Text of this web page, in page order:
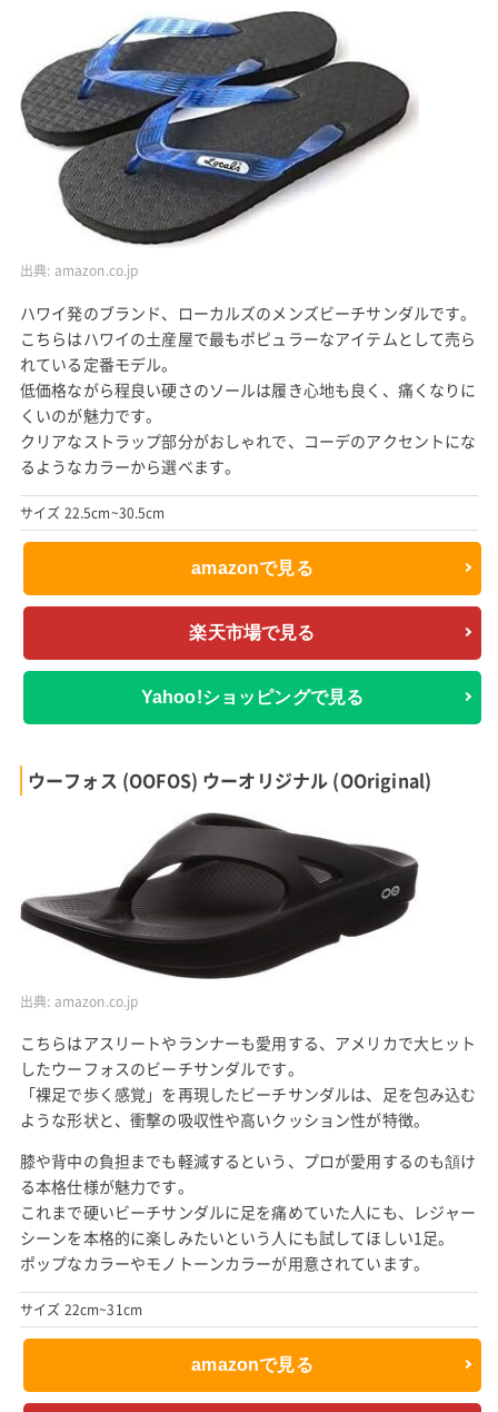
出典: amazon.co.jp
ハワイ発のブランド、ローカルズのメンズビーチサンダルです。
こちらはハワイの土産屋で最もポピュラーなアイテムとして売ら
れている定番モデル。
低価格ながら程良い硬さのソールは履き心地も良く、痛くなりに
くいのが魅力です。
クリアなストラップ部分がおしゃれで、コーデのアクセントにな
るようなカラーから選べます。
サイズ 22.5cm~30.5cm
amazonで見る
楽天市場で見る
Yahoo!ショッピングで見る
ウーフォス (OOFOS) ウーオリジナル (OOriginal)
出典: amazon.co.jp
こちらはアスリートやランナーも愛用する、アメリカで大ヒット
したウーフォスのビーチサンダルです。
「裸足で歩く感覚」を再現したビーチサンダルは、足を包み込む
ような形状と、衝撃の吸収性や高いクッション性が特徴。
膝や背中の負担までも軽減するという、プロが愛用するのも頷け
る本格仕様が魅力です。
これまで硬いビーチサンダルに足を痛めていた人にも、レジャー
シーンを本格的に楽しみたいという人にも試してほしい1足。
ポップなカラーやモノトーンカラーが用意されています。
サイズ 22cm~31cm
amazonで見る